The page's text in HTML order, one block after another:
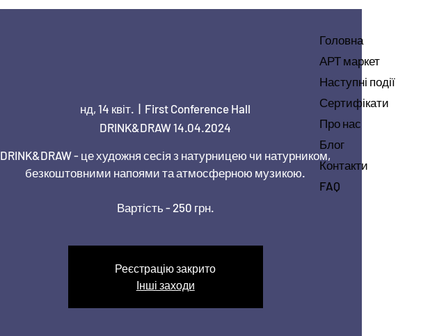
Головна
АРТ маркет
Наступні події
Сертифікати
Про нас
Блог
Контакти
FAQ
нд, 14 квіт.
First Conference Hall
DRINK&DRAW 14.04.2024
DRINK&DRAW - це художня сесія з натурницею чи натурником,
безкоштовними напоями та атмосферною музикою.
Вартість - 250 грн.
Реєстрацію закрито
Інші заходи